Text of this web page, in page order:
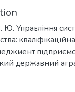
Ю. Управління
державний